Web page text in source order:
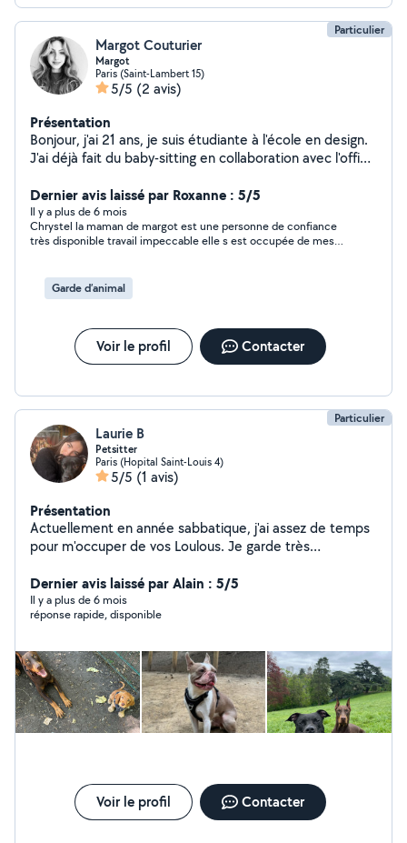
Particulier
Margot Couturier
Margot
Paris (Saint-Lambert 15)
5/5 (2 avis)
Présentation
Bonjour, j'ai 21 ans, je suis étudiante à l'école en design.
J'ai déjà fait du baby-sitting en collaboration avec l'office
particuliers lors des vacances scolaires. n'hésitez pas en
cas de besoin :)
Dernier avis laissé par Roxanne : 5/5
Il y a plus de 6 mois
Chrystel la maman de margot est une personne de confiance
très disponible travail impeccable elle s est occupée de mes
Garde d’animal
Voir le profil Contacter
Particulier
Laurie B
Petsitter
Paris (Hopital Saint-Louis 4)
5/5 (1 avis)
Présentation
Actuellement en année sabbatique, j'ai assez de temps
pour m'occuper de vos Loulous. Je garde très
promènent quotidiennement dans le 10e et aux
alentours. Étant véhiculée j'organise également des
balades en forêt.
Dernier avis laissé par Alain : 5/5
Il y a plus de 6 mois
réponse rapide, disponible
Voir le profil Contacter